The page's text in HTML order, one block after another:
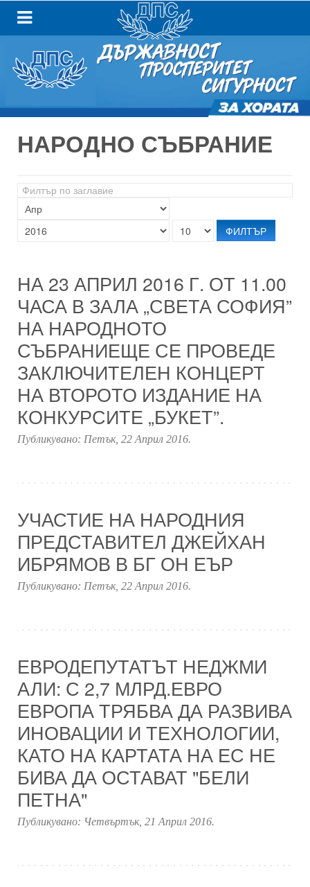
НАРОДНО СЪБРАНИЕ
Филтър
по
заглавие
ФИЛТЪР
НА 23 АПРИЛ 2016 Г. ОТ 11.00
ЧАСА В ЗАЛА „СВЕТА СОФИЯ”
НА НАРОДНОТО
СЪБРАНИЕЩЕ СЕ ПРОВЕДЕ
ЗАКЛЮЧИТЕЛЕН КОНЦЕРТ
НА ВТОРОТО ИЗДАНИЕ НА
КОНКУРСИТЕ „БУКЕТ”.
Публикувано: Петък, 22 Април 2016.
УЧАСТИЕ НА НАРОДНИЯ
ПРЕДСТАВИТЕЛ ДЖЕЙХАН
ИБРЯМОВ В БГ ОН ЕЪР
Публикувано: Петък, 22 Април 2016.
ЕВРОДЕПУТАТЪТ НЕДЖМИ
АЛИ: С 2,7 МЛРД.ЕВРО
ЕВРОПА ТРЯБВА ДА РАЗВИВА
ИНОВАЦИИ И ТЕХНОЛОГИИ,
КАТО НА КАРТАТА НА ЕС НЕ
БИВА ДА ОСТАВАТ "БЕЛИ
ПЕТНА"
Публикувано: Четвъртък, 21 Април 2016.